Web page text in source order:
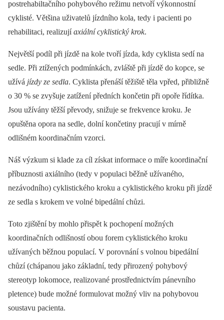
postrehabiltačního pohybového režimu netvoří výkonnostní
cyklisté. Většina uživatelů jízdního kola, tedy i pacienti po
rehabilitaci, realizujíaxiální cyklistický krok.
Největší podíl při jízdě na kole tvoří jízda, kdy cyklista sedí na
sedle. Při ztížených podmínkách, zvláště při jízdě do kopce, se
užívá jízdy ze sedla. Cyklista přenáší těžiště těla vpřed, přibližně
o 30 % se zvyšuje zatížení předních končetin při opoře řídítka.
Jsou užívány těžší převody, snižuje se frekvence kroku. Je
opuštěna opora na sedle, dolní končetiny pracují v mírně
odlišném koordinačním vzorci.
Náš výzkum si klade za cíl získat informace o míře koordinační
příbuznosti axiálního (tedy v populaci běžně užívaného,
nezávodního) cyklistického kroku a cyklistického kroku při jízdě
ze sedla s krokem ve volné bipedální chůzi.
Toto zjištění by mohlo přispět k pochopení možných
koordinačních odlišností obou forem cyklistického kroku
užívaných běžnou populací. V porovnání s volnou bipedální
chůzí (chápanou jako základní, tedy přirozený pohybový
stereotyp lokomoce, realizované prostřednictvím pánevního
pletence) bude možné formulovat možný vliv na pohybovou
soustavu pacienta.